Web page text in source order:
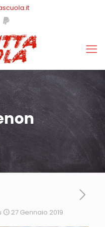
27 Gennaio 2019